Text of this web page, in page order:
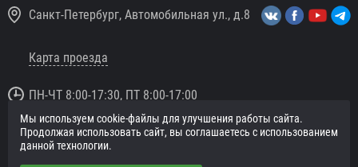
Санкт-Петербург, Автомобильная ул., д.8
Карта проезда
ПН-ЧТ 8:00-17:30, ПТ 8:00-17:00
© 2016 «PromBearing.ru»
Подшипники оптом и в розницу.
Мы используем cookie-файлы для улучшения работы сайта.
Продолжая использовать сайт, вы соглашаетесь с использованием
данной технологии.